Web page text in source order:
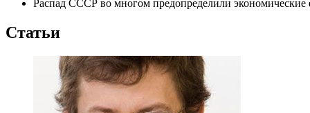
Распад СССР во многом предопределили экономические
Статьи